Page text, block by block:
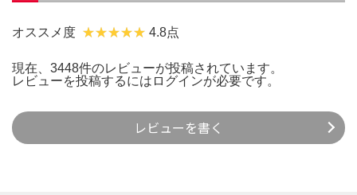
オススメ度 4.8点
現在、3448件のレビューが投稿されています。
レビューを投稿するには ログインが必要です。
レビューを書く